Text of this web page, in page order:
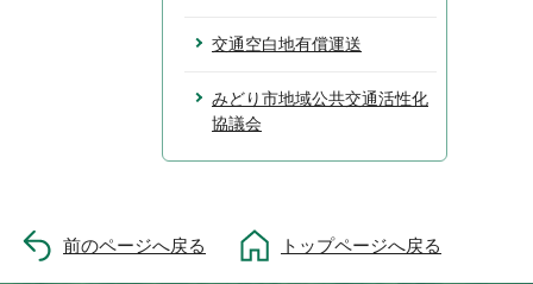
交通空白地有償運送
みどり市地域公共交通活性化
協議会
前のページへ戻る トップページへ戻る